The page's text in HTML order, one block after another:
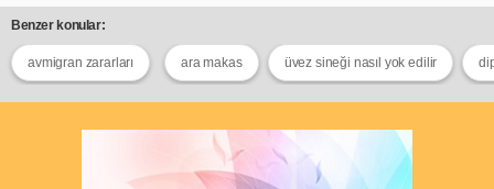
Benzer konular:
avmigran zararları ara makas üvez sineği nasıl yok edilir